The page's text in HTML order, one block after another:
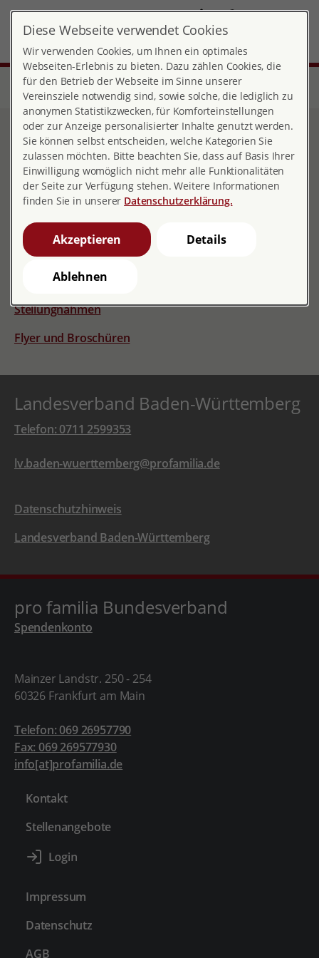
DE
Start Über pro familia Landesverbände
Baden-Württemberg
Öffentlichkeitsarbeit
Öffentlichkeitsarbeit
Postkartenkampagne "Sexuelle Bildung – Mehr als
Aufklärung!"
Pressemitteilungen
pro familia Report
Stellungnahmen
Flyer und Broschüren
Landesverband Baden-Württemberg
Telefon: 0711 2599353
lv.baden-wuerttemberg@profamilia.de
Datenschutzhinweis
Landesverband Baden-Württemberg
pro familia Bundesverband
Spendenkonto
Mainzer Landstr. 250 - 254
60326 Frankfurt am Main
Telefon: 069 26957790
Fax: 069 269577930
info[at]profamilia.de
Kontakt
Stellenangebote
Impressum
Datenschutz
AGB
Diese Webseite verwendet Cookies
Wir verwenden Cookies, um Ihnen ein optimales
Webseiten-Erlebnis zu bieten. Dazu zählen Cookies, die
für den Betrieb der Webseite im Sinne unserer
Vereinsziele notwendig sind, sowie solche, die lediglich zu
anonymen Statistikzwecken, für Komforteinstellungen
oder zur Anzeige personalisierter Inhalte genutzt werden.
Sie können selbst entscheiden, welche Kategorien Sie
zulassen möchten. Bitte beachten Sie, dass auf Basis Ihrer
Einwilligung womöglich nicht mehr alle Funktionalitäten
der Seite zur Verfügung stehen. Weitere Informationen
finden Sie in unserer Datenschutzerklärung.
Akzeptieren Details
Ablehnen